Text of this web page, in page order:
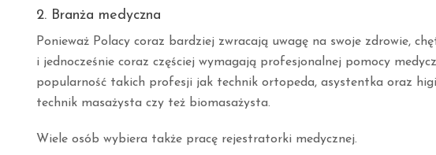
2. Branża medyczna
Ponieważ Polacy coraz bardziej zwracają uwagę na swoje zdrowie,
i jednocześnie coraz częściej wymagają profesjonalnej pomocy
popularność takich profesji jak technik ortopeda, asystentka oraz
technik masażysta czy też biomasażysta.
Wiele osób wybiera także pracę rejestratorki medycznej.